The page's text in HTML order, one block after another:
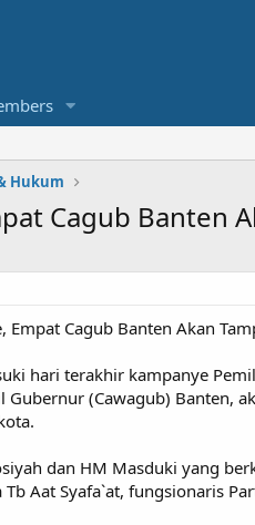
Hukum
Cagub Banten
Empat Cagub Banten Akan
hari terakhir kampanye
Gubernur (Cawagub) Banten,
dan HM Masduki yang
Aat Syafa`at, fungsionaris